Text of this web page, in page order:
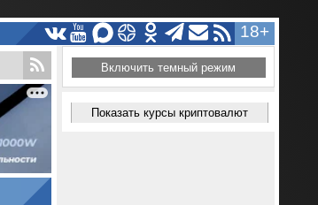
18+
Включить темный режим
Показать курсы криптовалют